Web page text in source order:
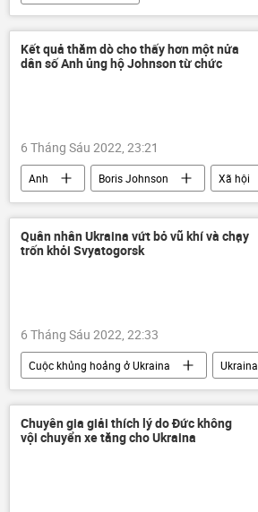
Các biện pháp trừng phạt chống Nga
Cuộc khủng hoảng ở Ukraina
dầu khí
Châu Âu
EU Thế giới
Kết quả thăm dò cho thấy hơn một nửa
dân số Anh ủng hộ Johnson từ chức
6 Tháng Sáu 2022, 23:21
Anh Boris Johnson
Xã hội
Thăm dò ý kiến
Quân nhân Ukraina vứt bỏ vũ khí và chạy
trốn khỏi Svyatogorsk
6 Tháng Sáu 2022, 22:33
Cuộc khủng hoảng ở Ukraina
Ukraina
Nga
Quân sự
quân nhân
lực lượng vũ trang
Chiến dịch quân sự đặc biệt tại Ukraina
Chuyên gia giải thích lý do Đức không
vội chuyển xe tăng cho Ukraina